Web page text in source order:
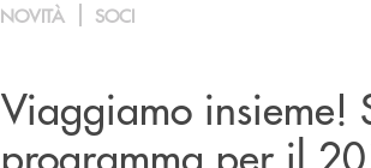
NOVITÀ SOCI
Viaggiamo insieme!
programma per il